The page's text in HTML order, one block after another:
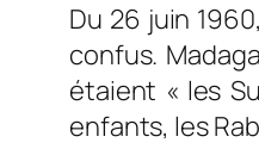
Du 26 juin
confus.
étaient « les
enfants, les